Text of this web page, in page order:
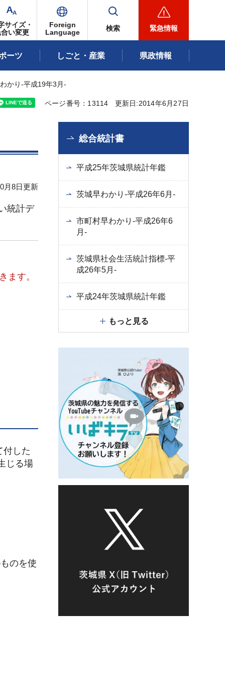
サイズ・
い変更
Foreign
Language
検索 緊急情報
ーツ しごと・産業 県政情報
かり-平成19年3月-
ページ番号：13114 更新日:2014年6月27日
月8日更新
統計デ
ます。
付した
じる場
のを使
総合統計書
平成25年茨城県統計年鑑
茨城早わかり-平成26年6月-
市町村早わかり-平成26年6
月-
茨城県社会生活統計指標-平
成26年5月-
平成24年茨城県統計年鑑
もっと見る